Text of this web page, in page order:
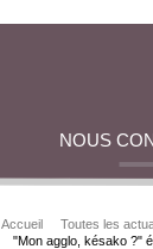
NOUS
Accueil
Toutes les
"Mon agglo, késako ?"